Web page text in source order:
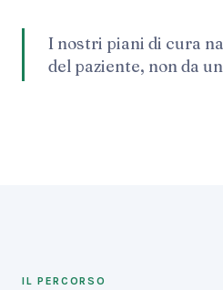
I nostri piani di cura
del paziente, non da
IL PERCORSO